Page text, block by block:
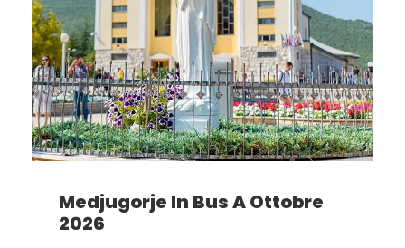
Medjugorje In Bus A Ottobre
2026